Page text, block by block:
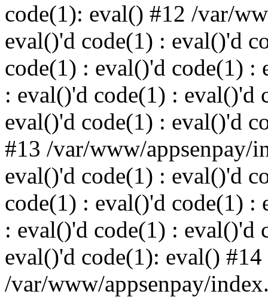
code(1): eval() #12 /var/
eval()'d code(1) : eval()'d
code(1) : eval()'d code(1) :
: eval()'d code(1) : eval()'d
eval()'d code(1) : eval()'d
#13 /var/www/appsenpay/
eval()'d code(1) : eval()'d
code(1) : eval()'d code(1) :
: eval()'d code(1) : eval()'d
eval()'d code(1): eval() #14
/var/www/appsenpay/